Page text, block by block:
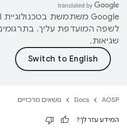
לשפה המועדפת עליך. בתרגומים
שגיאות.
AOSP
Docs נושאים מרכזיים
המידע עזר לך?